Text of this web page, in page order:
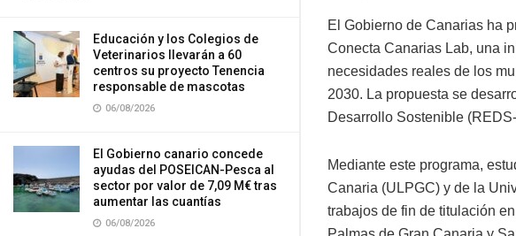
Educación y los Colegios de
Veterinarios llevarán a 60
centros su proyecto Tenencia
responsable de mascotas
06/08/2026
El Gobierno canario concede
ayudas del POSEICAN-Pesca al
sector por valor de 7,09 M€ tras
aumentar las cuantías
06/08/2026
El Gobierno de Canarias ha
Conecta Canarias Lab, una
necesidades reales de los
2030. La propuesta se
Desarrollo Sostenible
Mediante este programa,
Canaria (ULPGC) y de la
trabajos de fin de titulación